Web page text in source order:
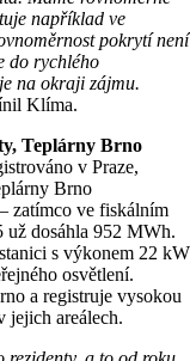
například ve
pokrytí není
do rychlého
na okraji zájmu.
Klíma.
Teplárny Brno
v Praze,
Brno
zatímco ve fiskálním
dosáhla 952 MWh.
s výkonem 22 kW
osvětlení.
a registruje vysokou
jejich areálech.